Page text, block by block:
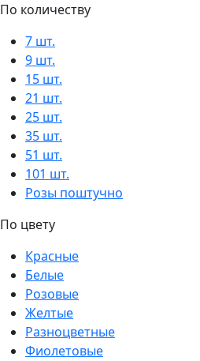
По количеству
7 шт.
9 шт.
15 шт.
21 шт.
25 шт.
35 шт.
51 шт.
101 шт.
Розы поштучно
По цвету
Красные
Белые
Розовые
Желтые
Разноцветные
Фиолетовые